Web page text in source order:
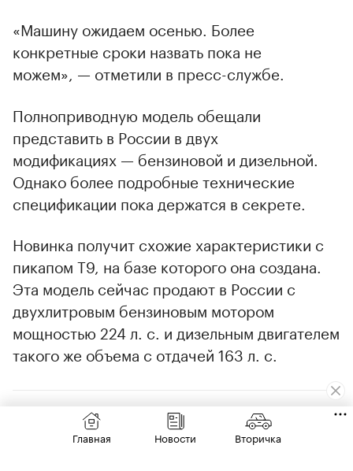
«Машину ожидаем осенью. Более
конкретные сроки назвать пока не
можем», — отметили в пресс-службе.
00:00 / 00:00
Полноприводную модель обещали
представить в России в двух
модификациях — бензиновой и дизельной.
Однако более подробные технические
спецификации пока держатся в секрете.
Новинка получит схожие характеристики с
пикапом T9, на базе которого она создана.
Эта модель сейчас продают в России с
двухлитровым бензиновым мотором
мощностью 224 л. с. и дизельным двигателем
такого же объема с отдачей 163 л. с.
Главная Новости Вторичка